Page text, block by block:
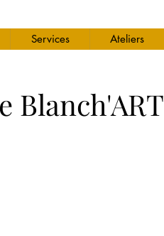
Services Ateliers
Blanch'ART